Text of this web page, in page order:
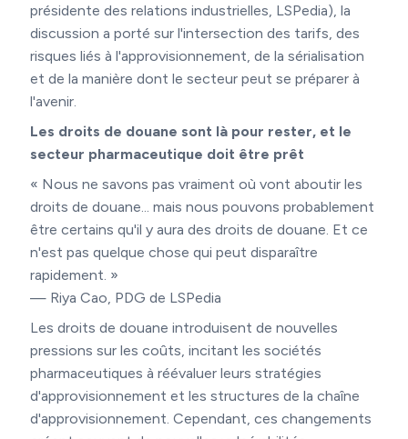
présidente des relations industrielles, LSPedia), la
discussion a porté sur l'intersection des tarifs, des
risques liés à l'approvisionnement, de la sérialisation
et de la manière dont le secteur peut se préparer à
l'avenir.
Les droits de douane sont là pour rester, et le
secteur pharmaceutique doit être prêt
« Nous ne savons pas vraiment où vont aboutir les
droits de douane... mais nous pouvons probablement
être certains qu'il y aura des droits de douane. Et ce
n'est pas quelque chose qui peut disparaître
rapidement. »
— Riya Cao, PDG de LSPedia
Les droits de douane introduisent de nouvelles
pressions sur les coûts, incitant les sociétés
pharmaceutiques à réévaluer leurs stratégies
d'approvisionnement et les structures de la chaîne
d'approvisionnement. Cependant, ces changements